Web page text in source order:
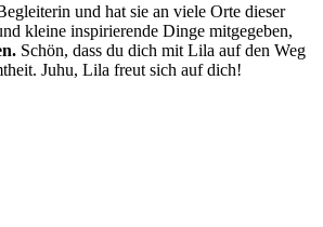
und hat sie an viele Orte dieser
kleine inspirierende Dinge mitgegeben,
Schön, dass du dich mit Lila auf den Weg
Juhu, Lila freut sich auf dich!